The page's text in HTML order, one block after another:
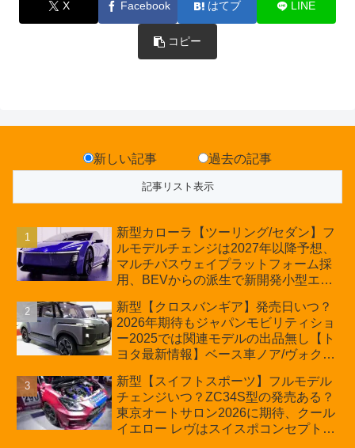
X Facebook はてブ LINE
コピー
新しい記事 過去の記事
新型カローラ【ツーリング/セダン】フ
ルモデルチェンジは2027年以降予想、
マルチパスウェイプラットフォーム採
用、BEVからの派生で新開発小型エン
の採用は無しか【トヨタ最新情報】60
周年記念車発売
新型【クロスバンギア】発売日いつ？
2026年期待もジャパンモビリティショ
ー2025では関連モデルの出品無し【ト
ヨタ最新情報】ベース車ノア/ヴォクシ
ほか「コア」と「ツール」、デリカ
D:5対抗のクロスオーバーSUVミニバ
ン
新型【スイフトスポーツ】フルモデル
チェンジいつ？ZC34S型の発売ある？
東京オートサロン2026に期待、クール
イエロー レヴはスイスポコンセプト